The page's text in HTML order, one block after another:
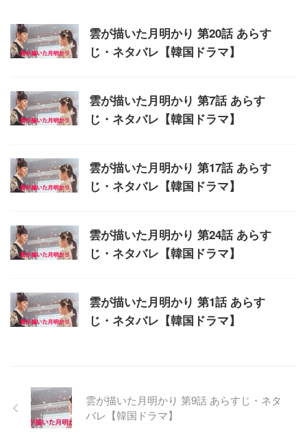
雲が描いた月明かり 第20話 あらす
じ・ネタバレ【韓国ドラマ】
雲が描いた月明かり 第7話 あらす
じ・ネタバレ【韓国ドラマ】
雲が描いた月明かり 第17話 あらす
じ・ネタバレ【韓国ドラマ】
雲が描いた月明かり 第24話 あらす
じ・ネタバレ【韓国ドラマ】
雲が描いた月明かり 第1話 あらす
じ・ネタバレ【韓国ドラマ】
雲が描いた月明かり 第9話 あらすじ・ネタ
バレ【韓国ドラマ】